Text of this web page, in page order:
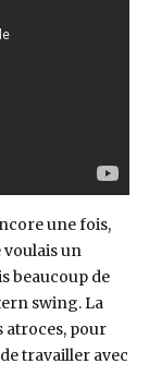
une fois,
voulais un
beaucoup de
swing. La
atroces, pour
travailler avec